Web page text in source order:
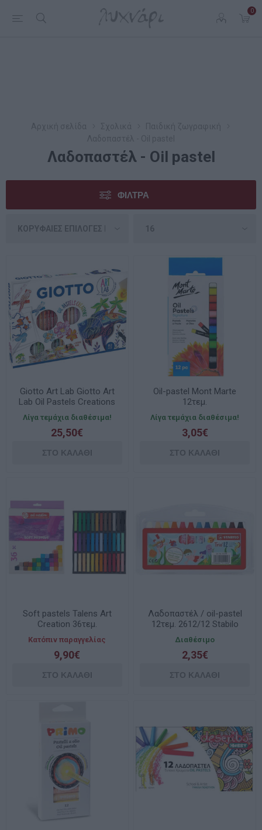
0
Λαδοπαστέλ - Oil pastel
ΦΊΛΤΡΑ
Giotto Art Lab Giotto Art
Lab Oil Pastels Creations
581700
Λίγα τεμάχια διαθέσιμα!
25,50€
Oil-pastel Mont Marte
12τεμ.
Λίγα τεμάχια διαθέσιμα!
3,05€
Soft pastels Talens Art
Creation 36τεμ.
Κατόπιν παραγγελίας
9,90€
Λαδοπαστέλ / oil-pastel
12τεμ. 2612/12 Stabilo
Διαθέσιμο
2,35€